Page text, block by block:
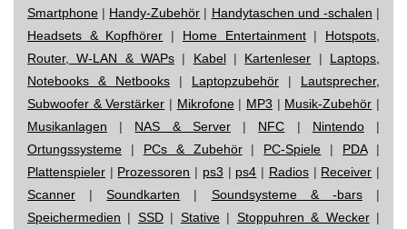
Smartphone | Handy-Zubehör | Handytaschen und -schalen |
Headsets & Kopfhörer | Home Entertainment| Hotspots,
Router, W-LAN & WAPs | Kabel| Kartenleser | Laptops,
Notebooks & Netbooks | Laptopzubehör | Lautsprecher,
Subwoofer & Verstärker | Mikrofone| MP3 | Musik-Zubehör |
Musikanlagen | NAS & Server| NFC | Nintendo|
Ortungssysteme | PCs & Zubehör| PC-Spiele | PDA|
Plattenspieler | Prozessoren | ps3 | ps4 | Radios| Receiver |
Scanner |Soundkarten | Soundsysteme & -bars|
Speichermedien | SSD| Stative| Stoppuhren & Wecker|